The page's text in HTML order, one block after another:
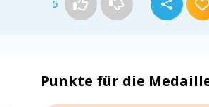
5
Punkte für die